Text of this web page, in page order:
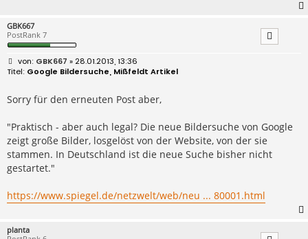
GBK667
PostRank 7
B
e
r
a
GBK667 » 28.01.2013, 13:36
Google Bildersuche, Mißfeldt Artikel
Sorry für den erneuten Post aber,
"Praktisch - aber auch legal? Die neue Bildersuche von Google
zeigt große Bilder, losgelöst von der Website, von der sie
stammen. In Deutschland ist die neue Suche bisher nicht
gestartet."
https://www.spiegel.de/netzwelt/web/neu ... 80001.html
planta